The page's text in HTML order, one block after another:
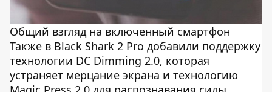
Общий взгляд на включенный смартфон
Также в Black Shark 2 Pro добавили поддержку
технологии DC Dimming 2.0, которая
устраняет мерцание экрана и технологию